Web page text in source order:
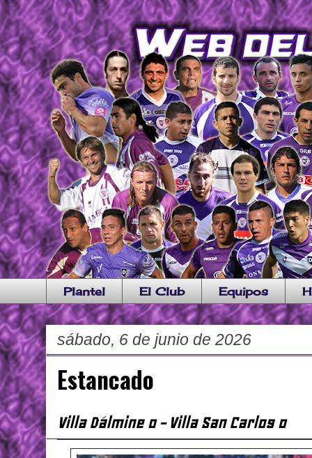
Plantel El Club Equipos
sábado, 6 de junio de 2026
Estancado
Villa Dálmine 0 - Villa San Carlos 0